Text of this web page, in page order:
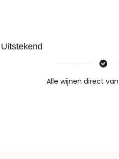
Nieuws & inspiratie in
Alle wijnen direct